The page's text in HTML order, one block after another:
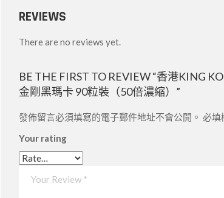
quantity
REVIEWS
There are no reviews yet.
BE THE FIRST TO REVIEW “香港KING
金剛黑瑪卡 90粒裝（50倍濃縮）”
發佈留言必須填寫的電子郵件地址不會公開。 必填
Your rating